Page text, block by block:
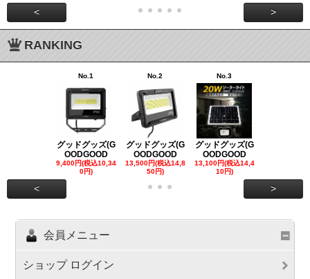
< >
RANKING
No.1
グッドグッズ(G
OODGOOD
9,400円(税込10,34
0円)
No.2
グッドグッズ(G
OODGOOD
13,500円(税込14,8
50円)
No.3
グッドグッズ(G
OODGOOD
13,100円(税込14,4
10円)
< >
会員メニュー
ショップ ログイン